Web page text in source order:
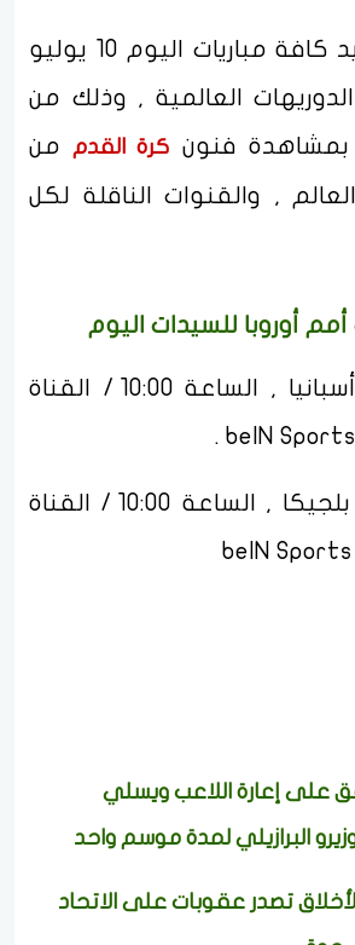
نستعرض مواعيد كافة مباريات اليوم 10 يوليو
الدوريهات العالمية , وذلك من
بمشاهدة فنون كرة القدم من
, والقنوات الناقلة لكل
أوروبا للسيدات اليوم
⚽ ـ إيطاليا X أسبانيا , الساعة 10:00 / القناة
⚽ ـ البرتغال X بلجيكا , الساعة 10:00 / القناة
على إعارة اللاعب ويسلي
البرازيلي لمدة موسم واحد
تصدر عقوبات على الاتحاد